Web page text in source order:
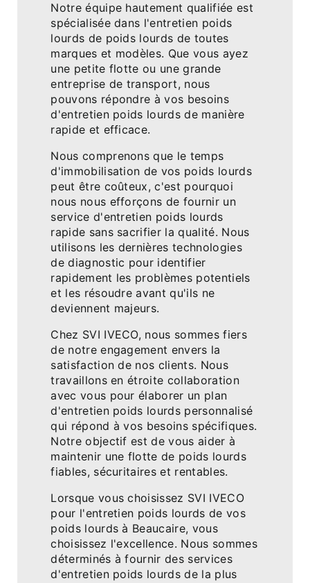
Notre équipe hautement qualifiée est
spécialisée dans l'entretien poids
lourds de poids lourds de toutes
marques et modèles. Que vous ayez
une petite flotte ou une grande
entreprise de transport, nous
pouvons répondre à vos besoins
d'entretien poids lourds de manière
rapide et efficace.
Nous comprenons que le temps
d'immobilisation de vos poids lourds
peut être coûteux, c'est pourquoi
nous nous efforçons de fournir un
service d'entretien poids lourds
rapide sans sacrifier la qualité. Nous
utilisons les dernières technologies
de diagnostic pour identifier
rapidement les problèmes potentiels
et les résoudre avant qu'ils ne
deviennent majeurs.
Chez SVI IVECO, nous sommes fiers
de notre engagement envers la
satisfaction de nos clients. Nous
travaillons en étroite collaboration
avec vous pour élaborer un plan
d'entretien poids lourds personnalisé
qui répond à vos besoins spécifiques.
Notre objectif est de vous aider à
maintenir une flotte de poids lourds
fiables, sécuritaires et rentables.
Lorsque vous choisissez SVI IVECO
pour l'entretien poids lourds de vos
poids lourds à Beaucaire, vous
choisissez l'excellence. Nous sommes
déterminés à fournir des services
d'entretien poids lourds de la plus